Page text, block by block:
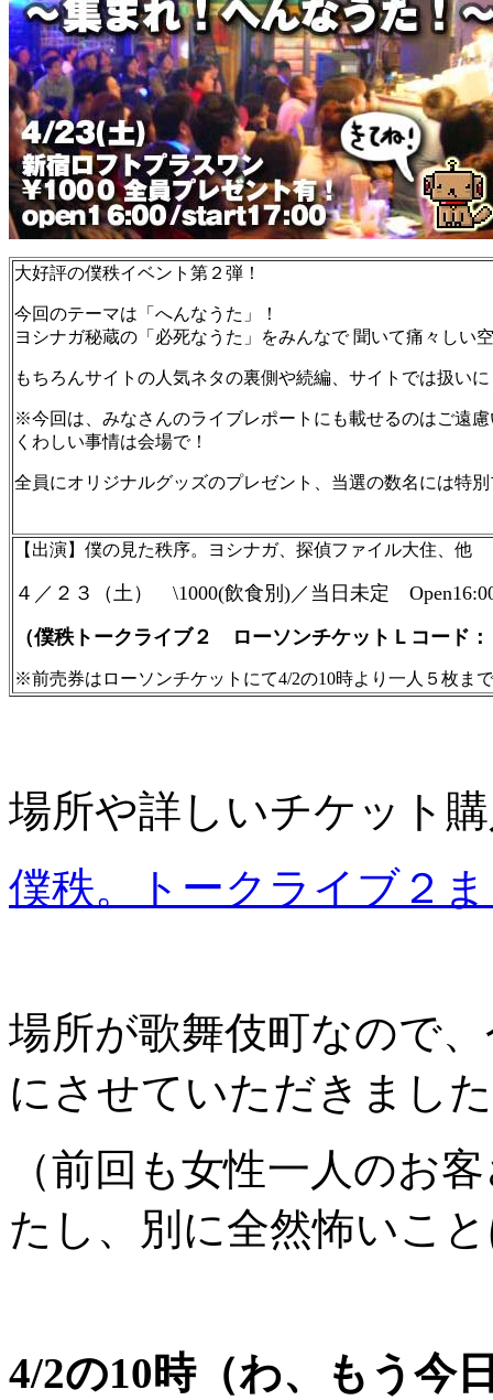
大好評の僕秩イベント第２弾！
今回のテーマは「へんなうた」！
ヨシナガ秘蔵の「必死なうた」をみんなで 聞いて痛々しい
もちろんサイトの人気ネタの裏側や続編、サイトでは扱い
※今回は、みなさんのライブレポートにも載せるのはご遠
くわしい事情は会場で！
全員にオリジナルグッズのプレゼント、当選の数名には特
【出演】僕の見た秩序。ヨシナガ、探偵ファイル大住、他
４／２３（土） \1000(飲食別)／当日未定
（僕秩トークライブ２ ローソンチケットＬコード
※前売券はローソンチケットにて4/2の10時より一人５枚ま
場所や詳しいチケット
僕秩。トークライブ２
場所が歌舞伎町なので
にさせていただきまし
（前回も女性一人のお
たし、別に全然怖いこ
4/2の10時（わ、もう今